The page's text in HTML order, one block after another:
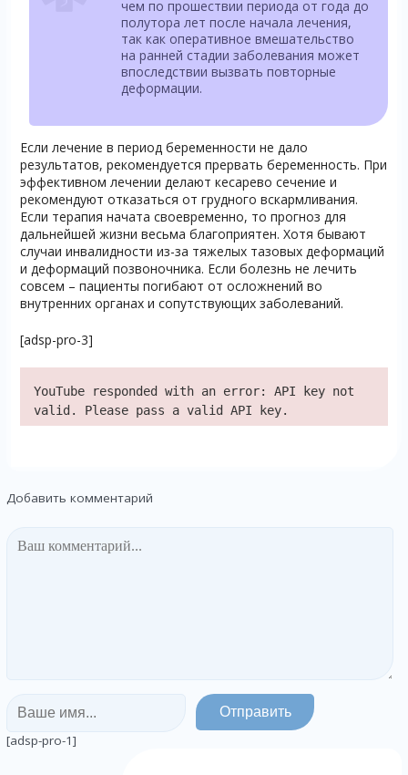
чем по прошествии периода от года до
полутора лет после начала лечения,
так как оперативное вмешательство
на ранней стадии заболевания может
впоследствии вызвать повторные
деформации.
Если лечение в период беременности не дало
результатов, рекомендуется прервать беременность. При
эффективном лечении делают кесарево сечение и
рекомендуют отказаться от грудного вскармливания.
Если терапия начата своевременно, то прогноз для
дальнейшей жизни весьма благоприятен. Хотя бывают
случаи инвалидности из-за тяжелых тазовых деформаций
и деформаций позвоночника. Если болезнь не лечить
совсем – пациенты погибают от осложнений во
внутренних органах и сопутствующих заболеваний.
[adsp-pro-3]
YouTube responded with an error: API key not
valid. Please pass a valid API key.
Добавить комментарий
[adsp-pro-1]